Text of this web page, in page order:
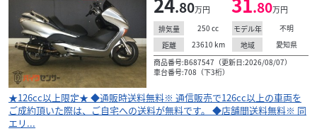
.80万円 .80万円
排気量 250 cc モデル年
不明
距離
23610 km 地域
愛知県
商品番号:B687547（更新日:2026/08/07）
車台番号:708（下3桁）
★126cc以上限定★ ◆通販時送料無料※ 通信販売で126cc以上の車両を
ご成約頂いた際は、ご自宅への送料が無料です。 ◆店舗間送料無料※ 同
エリ...